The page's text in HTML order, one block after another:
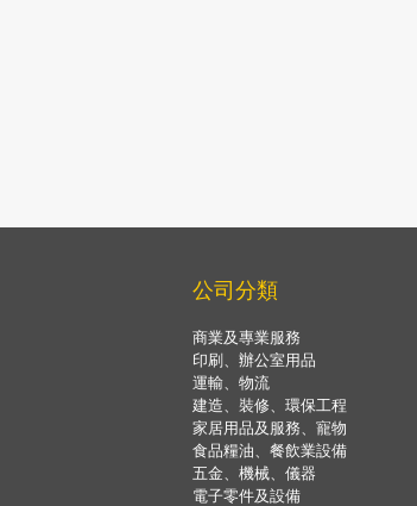
公司分類
商業及專業服務
印刷、辦公室用品
運輸、物流
建造、裝修、環保工程
家居用品及服務、寵物
食品糧油、餐飲業設備
五金、機械、儀器
電子零件及設備